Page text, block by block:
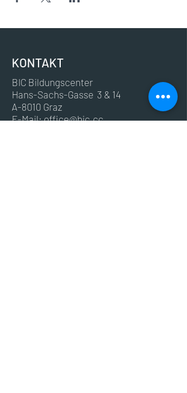
KONTAKT
BIC Bildungscenter
Hans-Sachs-Gasse 3 & 14
A-8010 Graz
E-Mail:office@bic.cc